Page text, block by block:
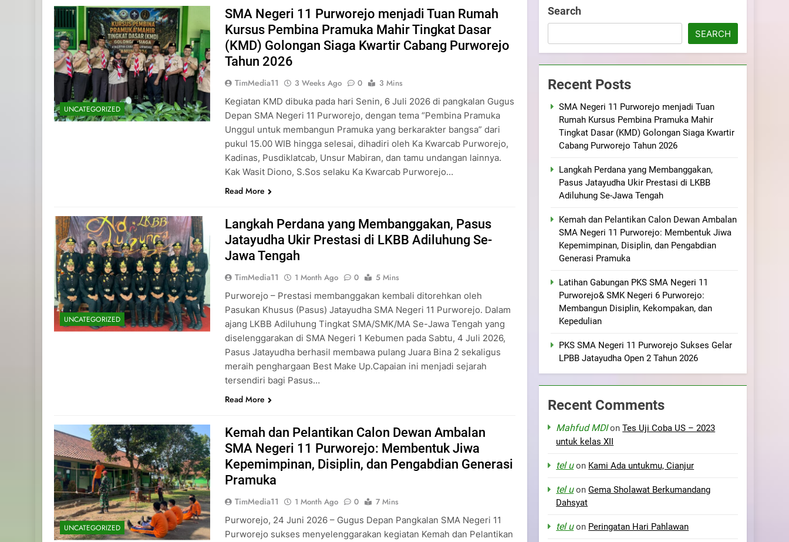
Pengabdian Generasi Pramuka
UNCATEGORIZED
SMA Negeri 11 Purworejo menjadi Tuan Rumah
Kursus Pembina Pramuka Mahir Tingkat Dasar
(KMD) Golongan Siaga Kwartir Cabang Purworejo
Tahun 2026
TimMedia11 3 Weeks Ago 0
3 Mins
Kegiatan KMD dibuka pada hari Senin, 6 Juli 2026 di pangkalan Gugus
Depan SMA Negeri 11 Purworejo, dengan tema “Pembina Pramuka
Unggul untuk membangun Pramuka yang berkarakter bangsa” dari
pukul 15.00 WIB hingga selesai, dihadiri oleh Ka Kwarcab Purworejo,
Kadinas, Pusdiklatcab, Unsur Mabiran, dan tamu undangan lainnya.
Kak Wasit Diono, S.Sos selaku Ka Kwarcab Purworejo…
Read More
UNCATEGORIZED
Langkah Perdana yang Membanggakan, Pasus
Jatayudha Ukir Prestasi di LKBB Adiluhung Se-
Jawa Tengah
TimMedia11 1 Month Ago 0
5 Mins
Purworejo – Prestasi membanggakan kembali ditorehkan oleh
Pasukan Khusus (Pasus) Jatayudha SMA Negeri 11 Purworejo. Dalam
ajang LKBB Adiluhung Tingkat SMA/SMK/MA Se-Jawa Tengah yang
diselenggarakan di SMA Negeri 1 Kebumen pada Sabtu, 4 Juli 2026,
Pasus Jatayudha berhasil membawa pulang Juara Bina 2 sekaligus
meraih penghargaan Best Make Up.Capaian ini menjadi sejarah
tersendiri bagi Pasus…
Read More
UNCATEGORIZED
Kemah dan Pelantikan Calon Dewan Ambalan
SMA Negeri 11 Purworejo: Membentuk Jiwa
Kepemimpinan, Disiplin, dan Pengabdian Generasi
Pramuka
TimMedia11 1 Month Ago 0
7 Mins
Purworejo, 24 Juni 2026 – Gugus Depan Pangkalan SMA Negeri 11
Purworejo sukses menyelenggarakan kegiatan Kemah dan Pelantikan
Search
SEARCH
Recent Posts
SMA Negeri 11 Purworejo menjadi Tuan
Rumah Kursus Pembina Pramuka Mahir
Tingkat Dasar (KMD) Golongan Siaga Kwartir
Cabang Purworejo Tahun 2026
Langkah Perdana yang Membanggakan,
Pasus Jatayudha Ukir Prestasi di LKBB
Adiluhung Se-Jawa Tengah
Kemah dan Pelantikan Calon Dewan Ambalan
SMA Negeri 11 Purworejo: Membentuk Jiwa
Kepemimpinan, Disiplin, dan Pengabdian
Generasi Pramuka
Latihan Gabungan PKS SMA Negeri 11
Purworejo& SMK Negeri 6 Purworejo:
Membangun Disiplin, Kekompakan, dan
Kepedulian
PKS SMA Negeri 11 Purworejo Sukses Gelar
LPBB Jatayudha Open 2 Tahun 2026
Recent Comments
Mahfud MDIonTes Uji Coba US – 2023
untuk kelas XII
tel uon Kami Ada untukmu, Cianjur
tel uonGema Sholawat Berkumandang
Dahsyat
tel uon Peringatan Hari Pahlawan